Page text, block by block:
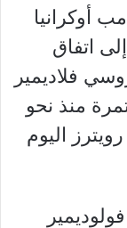
أوكرانيا
اتفاق
فلاديمير
منذ نحو
اليوم